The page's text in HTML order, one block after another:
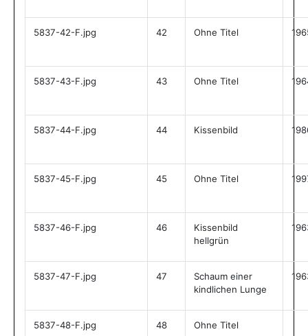
5837-42-F.jpg 42 Ohne Titel
5837-43-F.jpg 43 Ohne Titel
5837-44-F.jpg 44 Kissenbild
5837-45-F.jpg 45 Ohne Titel
5837-46-F.jpg 46
Kissenbild
hellgrün
5837-47-F.jpg 47
Schaum einer
kindlichen Lunge
5837-48-F.jpg 48 Ohne Titel